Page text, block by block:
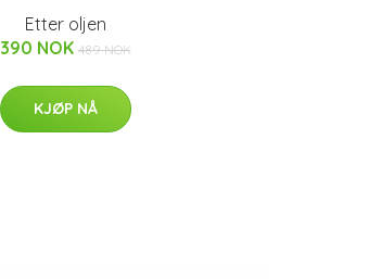
Etter oljen
390 NOK 489 NOK
KJØP NÅ